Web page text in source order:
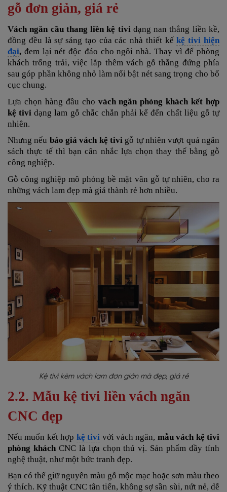
gỗ đơn giản, giá rẻ
Vách ngăn cầu thang liền kệ tivi dạng nan thẳng liền kề,
đồng đều là sự sáng tạo của các nhà thiết kếkệ tivi hiện
đại, đem lại nét độc đáo cho ngôi nhà. Thay vì để phòng
khách trống trải, việc lắp thêm vách gỗ thẳng đứng phía
sau góp phần không nhỏ làm nổi bật nét sang trọng cho bố
cục chung.
Lựa chọn hàng đầu cho vách ngăn phòng khách kết hợp
kệ tividạng lam gỗ chắc chắn phải kể đến chất liệu gỗ tự
nhiên.
Nhưng nếu báo giá vách kệ tivi gỗ tự nhiên vượt quá ngân
sách thực tế thì bạn cân nhắc lựa chọn thay thế bằng gỗ
công nghiệp.
Gỗ công nghiệp mô phỏng bề mặt vân gỗ tự nhiên, cho ra
những vách lam đẹp mà giá thành rẻ hơn nhiều.
Kệ tivi kèm vách lam đơn giản mà đẹp, giá rẻ
2.2. Mẫu kệ tivi liền vách ngăn
CNC đẹp
Nếu muốn kết hợp kệ tivi với vách ngăn, mẫu vách kệ tivi
phòng khách CNC là lựa chọn thú vị. Sản phẩm đầy tính
nghệ thuật, như một bức tranh đẹp.
Bạn có thể giữ nguyên màu gỗ mộc mạc hoặc sơn màu theo
ý thích. Kỹ thuật CNC tân tiến, không sợ sần sùi, nứt nẻ, dễ